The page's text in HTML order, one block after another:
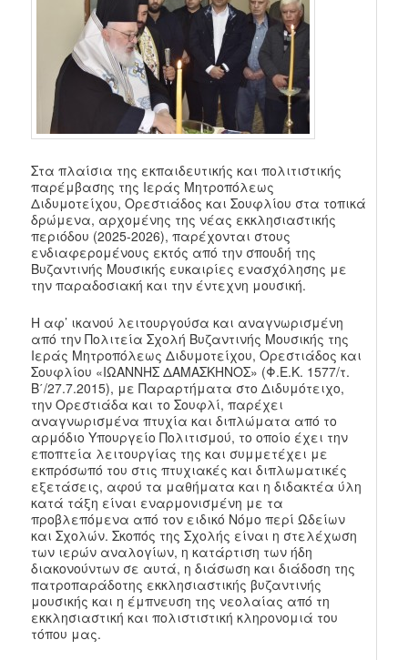
Στα πλαίσια της εκπαιδευτικής και πολιτιστικής
παρέμβασης της Ιεράς Μητροπόλεως
Διδυμοτείχου, Ορεστιάδος και Σουφλίου στα τοπικά
δρώμενα, αρχομένης της νέας εκκλησιαστικής
περιόδου (2025-2026), παρέχονται στους
ενδιαφερομένους εκτός από την σπουδή της
Βυζαντινής Μουσικής ευκαιρίες ενασχόλησης με
την παραδοσιακή και την έντεχνη μουσική.
Η αφ’ ικανού λειτουργούσα και αναγνωρισμένη
από την Πολιτεία Σχολή Βυζαντινής Μουσικής της
Ιεράς Μητροπόλεως Διδυμοτείχου, Ορεστιάδος και
Σουφλίου «ΙΩΑΝΝΗΣ ΔΑΜΑΣΚΗΝΟΣ» (Φ.Ε.Κ. 1577/τ.
Β΄/27.7.2015), με Παραρτήματα στο Διδυμότειχο,
την Ορεστιάδα και το Σουφλί, παρέχει
αναγνωρισμένα πτυχία και διπλώματα από το
αρμόδιο Υπουργείο Πολιτισμού, το οποίο έχει την
εποπτεία λειτουργίας της και συμμετέχει με
εκπρόσωπό του στις πτυχιακές και διπλωματικές
εξετάσεις, αφού τα μαθήματα και η διδακτέα ύλη
κατά τάξη είναι εναρμονισμένη με τα
προβλεπόμενα από τον ειδικό Νόμο περί Ωδείων
και Σχολών. Σκοπός της Σχολής είναι η στελέχωση
των ιερών αναλογίων, η κατάρτιση των ήδη
διακονούντων σε αυτά, η διάσωση και διάδοση της
πατροπαράδοτης εκκλησιαστικής βυζαντινής
μουσικής και η έμπνευση της νεολαίας από τη
εκκλησιαστική και πολιστιστική κληρονομιά του
τόπου μας.